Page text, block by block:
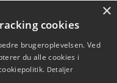
et stort event
Aps
×
cookies
brugeroplevelsen. Ved
du alle cookies i
Detaljer